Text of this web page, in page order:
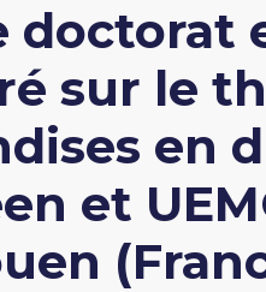
doctorat
sur le
en
et